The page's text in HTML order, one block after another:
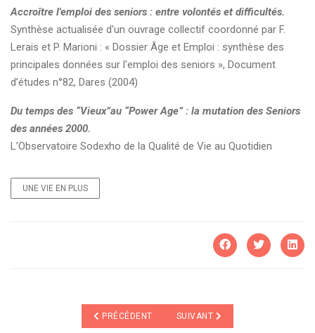
Accroître l'emploi des seniors : entre volontés et difficultés.
Synthèse actualisée d'un ouvrage collectif coordonné par F.
Lerais et P. Marioni : « Dossier Âge et Emploi : synthèse des
principales données sur l'emploi des seniors », Document
d’études n°82, Dares (2004)
Du temps des “Vieux”au “Power Age” : la mutation des Seniors
des années 2000.
L’Observatoire Sodexho de la Qualité de Vie au Quotidien
UNE VIE EN PLUS
ARTICLE PRÉCÉDENT : DÉMOGRAPHIE ET
PRÉCÉDENT ARTICLE SUIVANT : LE RÉBUS
SUIVANT